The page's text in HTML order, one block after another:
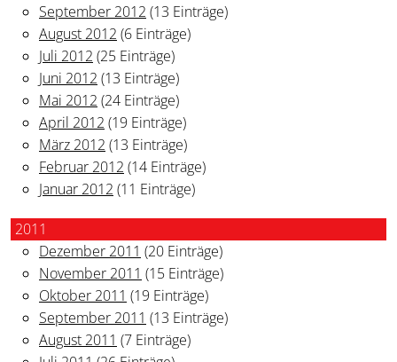
September 2012 (13 Einträge)
August 2012 (6 Einträge)
Juli 2012 (25 Einträge)
Juni 2012 (13 Einträge)
Mai 2012 (24 Einträge)
April 2012 (19 Einträge)
März 2012 (13 Einträge)
Februar 2012 (14 Einträge)
Januar 2012 (11 Einträge)
2011
Dezember 2011 (20 Einträge)
November 2011 (15 Einträge)
Oktober 2011 (19 Einträge)
September 2011 (13 Einträge)
August 2011 (7 Einträge)